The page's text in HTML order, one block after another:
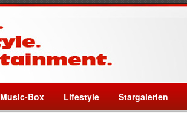
Music-Box Lifestyle Stargalerien